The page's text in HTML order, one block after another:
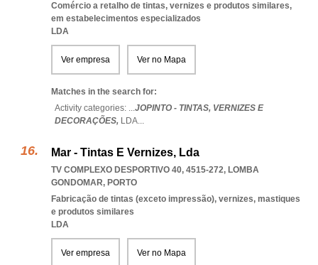
Comércio a retalho de tintas, vernizes e produtos similares,
em estabelecimentos especializados
LDA
Ver empresa Ver no Mapa
Matches in the search for:
Activity categories: ...JOPINTO - TINTAS, VERNIZES E
DECORAÇÕES, LDA...
Mar - Tintas E Vernizes, Lda
TV COMPLEXO DESPORTIVO 40, 4515-272, LOMBA
GONDOMAR, PORTO
Fabricação de tintas (exceto impressão), vernizes, mastiques
e produtos similares
LDA
Ver empresa Ver no Mapa